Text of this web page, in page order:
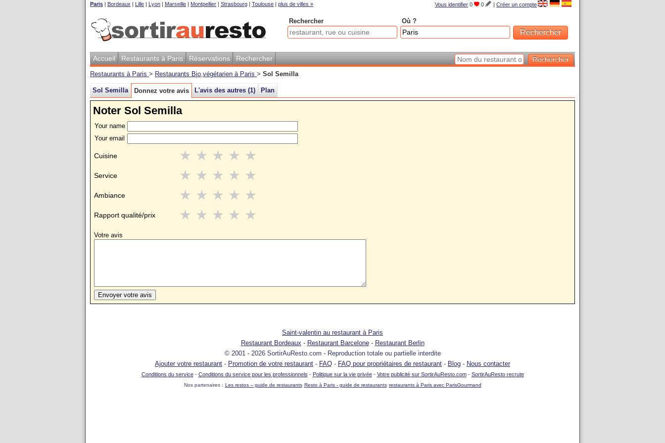
Vous identifier 0 0 | Créer un compte
Paris | Bordeaux | Lille | Lyon | Marseille | Montpellier | Strasbourg | Toulouse | plus de villes »
Rechercher Où ?
Accueil Restaurants à Paris Réservations Rechercher
Restaurants à Paris > Restaurants Bio,végétarien à Paris > Sol Semilla
Sol Semilla Donnez votre avis L'avis des autres (1) Plan
Noter Sol Semilla
Your name
Your email
Cuisine ★ ★ ★ ★ ★
Service ★ ★ ★ ★ ★
Ambiance ★ ★ ★ ★ ★
Rapport qualité/prix ★ ★ ★ ★ ★
Votre avis
Saint-valentin au restaurant à Paris
Restaurant Bordeaux - Restaurant Barcelone- Restaurant Berlin
© 2001 - 2026 SortirAuResto.com - Reproduction totale ou partielle interdite
Ajouter votre restaurant - Promotion de votre restaurant - FAQ - FAQ pour propriétaires de restaurant - Blog - Nous contacter
Conditions du service- Conditions du service pour les professionnels - Politique sur la vie privée- Votre publicité sur SortirAuResto.com- SortirAuResto recrute
Nos partenaires : Les restos – guide de restaurants Resto à Paris - guide de restaurants restaurants à Paris avec ParisGourmand